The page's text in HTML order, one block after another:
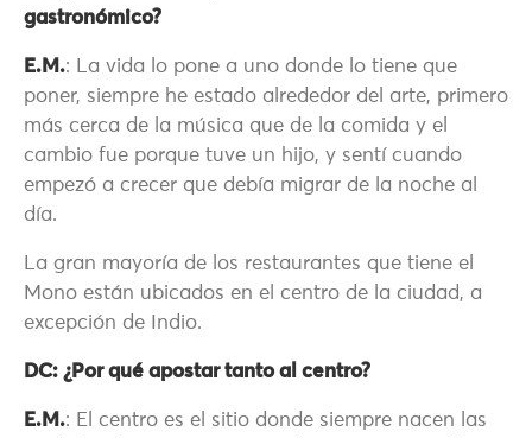
gastronómico?
E.M.: La vida lo pone a uno donde lo tiene que
poner, siempre he estado alrededor del arte, primero
más cerca de la música que de la comida y el
cambio fue porque tuve un hijo, y sentí cuando
empezó a crecer que debía migrar de la noche al
día.
La gran mayoría de los restaurantes que tiene el
Mono están ubicados en el centro de la ciudad, a
excepción de Indio.
DC: ¿Por qué apostar tanto al centro?
E.M.: El centro es el sitio donde siempre nacen las